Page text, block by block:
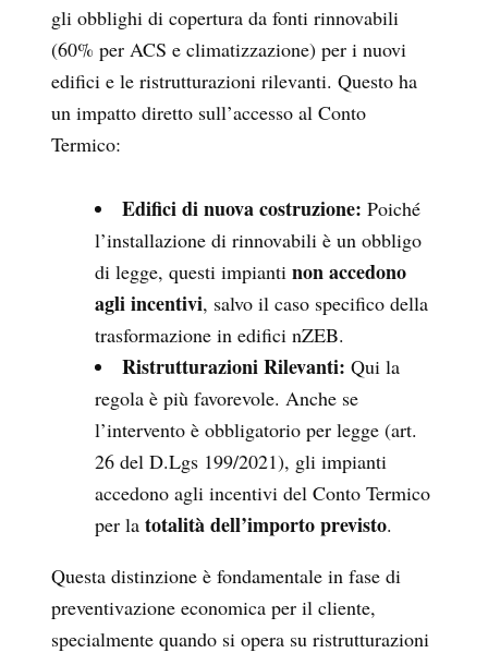
gli obblighi di copertura da fonti rinnovabili
(60% per ACS e climatizzazione) per i nuovi
edifici e le ristrutturazioni rilevanti. Questo ha
un impatto diretto sull’accesso al Conto
Termico:
Edifici di nuova costruzione: Poiché
l’installazione di rinnovabili è un obbligo
di legge, questi impianti non accedono
agli incentivi, salvo il caso specifico della
trasformazione in edifici nZEB.
Ristrutturazioni Rilevanti: Qui la
regola è più favorevole. Anche se
l’intervento è obbligatorio per legge (art.
26 del D.Lgs 199/2021), gli impianti
accedono agli incentivi del Conto Termico
per la totalità dell’importo previsto.
Questa distinzione è fondamentale in fase di
preventivazione economica per il cliente,
specialmente quando si opera su ristrutturazioni